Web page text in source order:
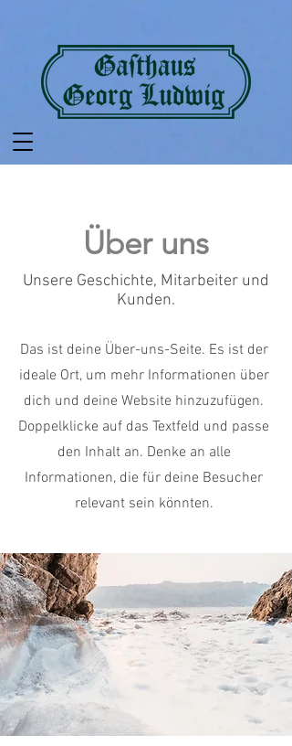
Über uns
Unsere Geschichte, Mitarbeiter und
Kunden.
Das ist deine Über-uns-Seite. Es ist der
ideale Ort, um mehr Informationen über
dich und deine Website hinzuzufügen.
Doppelklicke auf das Textfeld und passe
den Inhalt an. Denke an alle
Informationen, die für deine Besucher
relevant sein könnten.